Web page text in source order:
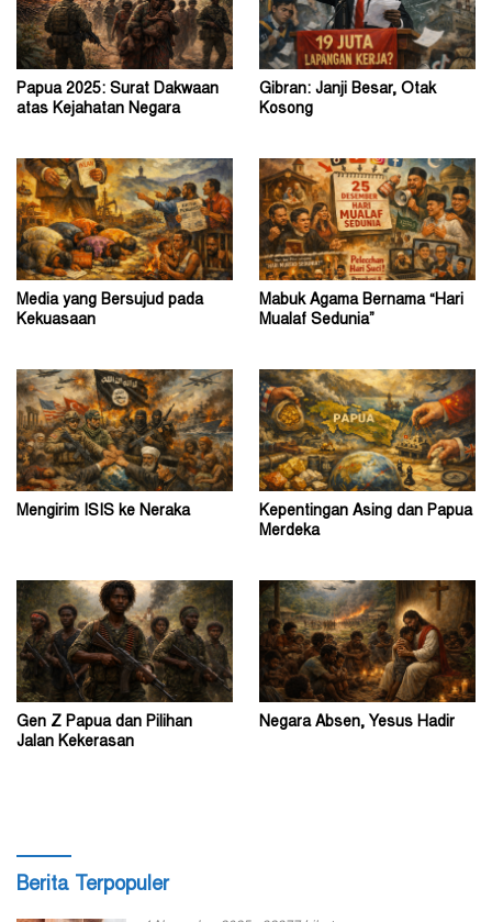
Papua 2025: Surat Dakwaan
atas Kejahatan Negara
Gibran: Janji Besar, Otak
Kosong
Media yang Bersujud pada
Kekuasaan
Mabuk Agama Bernama “Hari
Mualaf Sedunia”
Mengirim ISIS ke Neraka
Kepentingan Asing dan Papua
Merdeka
Gen Z Papua dan Pilihan
Jalan Kekerasan
Negara Absen, Yesus Hadir
Berita Terpopuler